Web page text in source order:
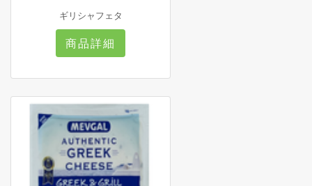
ギリシャフェタ
商品詳細